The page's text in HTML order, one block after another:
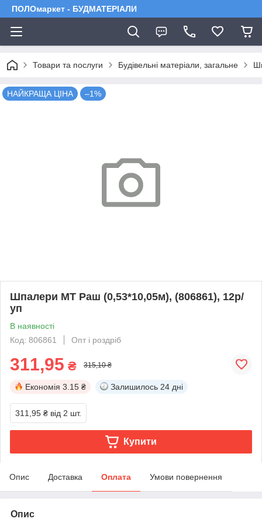
ПОЛОмаркет - БУДМАТЕРІАЛИ
Товари та послуги Будівельні матеріали, загальне
НАЙКРАЩА ЦІНА –1%
Шпалери МТ Раш (0,53*10,05м), (806861), 12р/
уп
В наявності
Код: 806861
Опт і роздріб
311,95 ₴ 315,10 ₴
Економія 3.15 ₴ Залишилось 24 дні
311,95 ₴ від 2 шт.
Купити
Опис Доставка Оплата Умови повернення
Опис